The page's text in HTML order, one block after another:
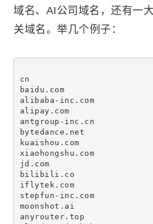
域名、AI公司域名，还有一
关域名。举几个例子：
cn
baidu.com
alibaba-inc.com
alipay.com
antgroup-inc.cn
bytedance.net
kuaishou.com
xiaohongshu.com
jd.com
bilibili.co
iflytek.com
stepfun-inc.com
moonshot.ai
anyrouter.top